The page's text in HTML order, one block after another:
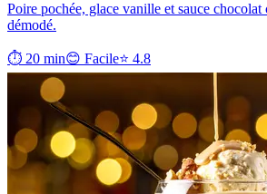
Poire pochée, glace vanille et sauce
démodé.
⏱ 20 min😊 Facile⭐ 4.8